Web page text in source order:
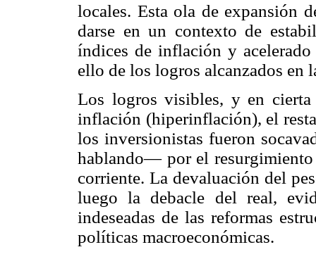
locales. Esta ola de expansión
darse en un contexto de
índices de inflación y
ello de los logros alcanzados en
Los logros visibles, y en
inflación (hiperinflación), el
los inversionistas fueron
hablando— por el
corriente. La devaluación del
luego la debacle del real,
indeseadas de las reformas
políticas macroeconómicas.